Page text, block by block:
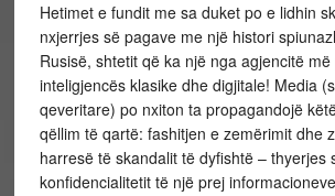
Hetimet e fundit me sa duket po e lidhin
nxjerrjes së pagave me një histori
Rusisë, shtetit që ka një nga agjencitë
inteligjencës klasike dhe digjitale! Media
qeveritare) po nxiton ta propagandojë
qëllim të qartë: fashitjen e zemërimit dhe
harresë të skandalit të dyfishtë – thyerjes
konfidencialitetit të një prej